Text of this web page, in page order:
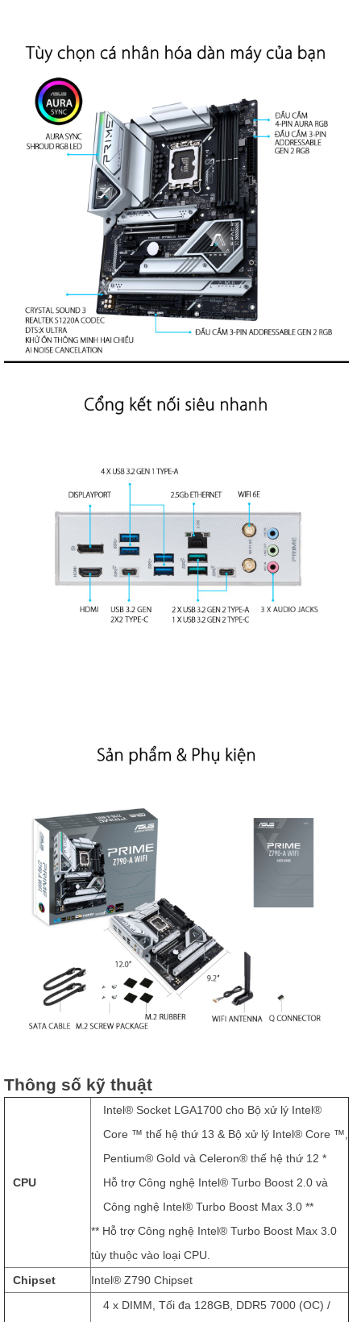
Thông số kỹ thuật
CPU
Intel® Socket LGA1700 cho Bộ xử lý Intel®
Core ™ thế hệ thứ 13 & Bộ xử lý Intel® Core ™,
Pentium® Gold và Celeron® thế hệ thứ 12 *
Hỗ trợ Công nghệ Intel® Turbo Boost 2.0 và
Công nghệ Intel® Turbo Boost Max 3.0 **
** Hỗ trợ Công nghệ Intel® Turbo Boost Max 3.0
tùy thuộc vào loại CPU.
Chipset
Intel® Z790 Chipset
4 x DIMM, Tối đa 128GB, DDR5 7000 (OC) /